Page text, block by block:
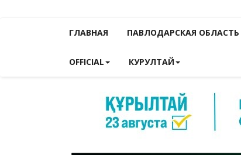
ГЛАВНАЯ ПАВЛОДАРСКАЯ ОБЛАСТЬ
OFFICIAL КУРУЛТАЙ